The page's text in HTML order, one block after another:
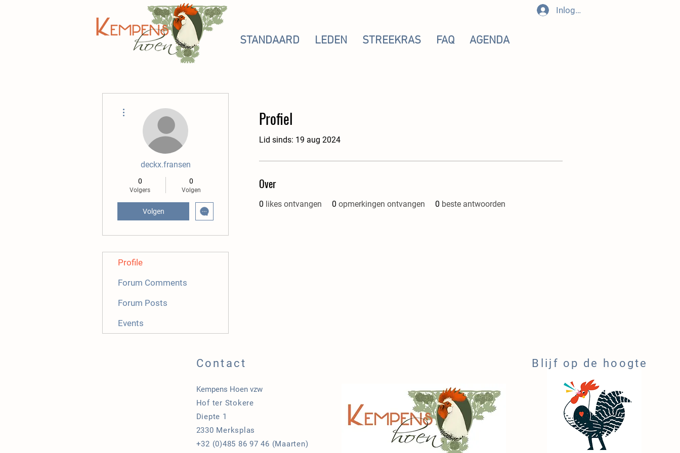
STANDAARD LEDEN STREEKRAS FAQ AGENDA
Inloggen
Profiel
Lid sinds: 19 aug 2024
Over
0 likes ontvangen 0 opmerkingen ontvangen 0 beste antwoorden
deckx.fransen
0
Volgers
0
Volgen
Volgen
Profile
Forum Comments
Forum Posts
Events
Contact
Kempens Hoen vzw
Hof ter Stokere
Diepte 1
2330 Merksplas
+32 (0)485 86 97 46 (Maarten)
Blijf op de hoogte